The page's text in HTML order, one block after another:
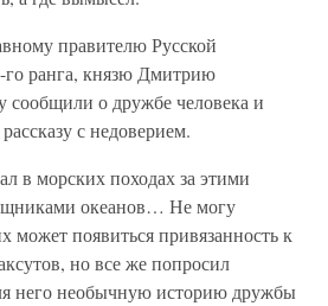
правителю Русской
ранга, князю Дмитрию
сообщили о дружбе человека и
с недоверием.
в морских походах за этими
океанов… Не могу
может появиться привязанность к
но все же попросил
него необычную историю дружбы